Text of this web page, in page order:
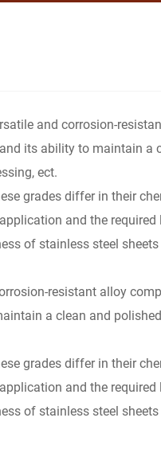
and corrosion-
its ability to maintain
ect.
grades differ in their
and the
of stainless steel
resistant alloy
a clean and
grades differ in their
and the
of stainless steel